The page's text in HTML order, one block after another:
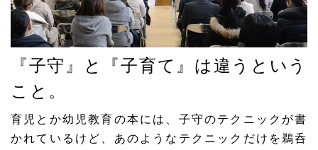
『子守』と『子育て』は違うという
こと。
育児とか幼児教育の本には、子守のテクニックが書
かれているけど、あのようなテクニックだけを鵜呑